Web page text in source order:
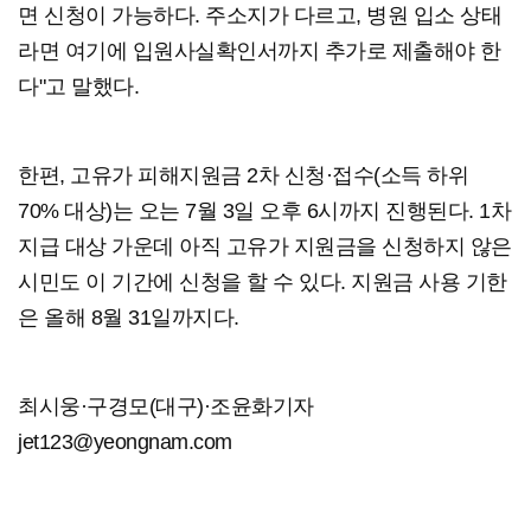
면 신청이 가능하다. 주소지가 다르고, 병원 입소 상태
라면 여기에 입원사실확인서까지 추가로 제출해야 한
다"고 말했다.
한편, 고유가 피해지원금 2차 신청·접수(소득 하위
70% 대상)는 오는 7월 3일 오후 6시까지 진행된다. 1차
지급 대상 가운데 아직 고유가 지원금을 신청하지 않은
시민도 이 기간에 신청을 할 수 있다. 지원금 사용 기한
은 올해 8월 31일까지다.
최시웅·구경모(대구)·조윤화기자
jet123@yeongnam.com